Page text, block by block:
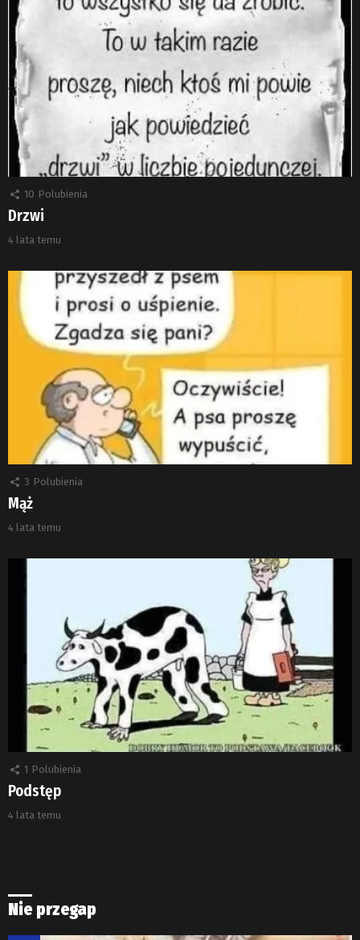
10 Polubienia
Drzwi
4 lata temu
3 Polubienia
Mąż
4 lata temu
1 Polubienia
Podstęp
4 lata temu
Nie przegap